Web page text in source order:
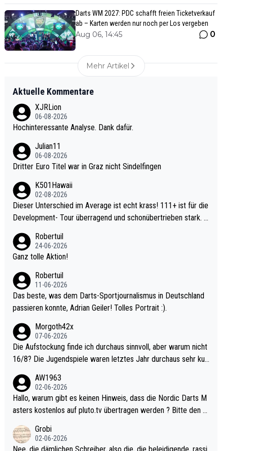
Darts WM 2027: PDC schafft freien Ticketverkauf
ab – Karten werden nur noch per Los vergeben
Aug 06, 14:45 0
Mehr Artikel
Aktuelle Kommentare
XJRLion
06-08-2026
Hochinteressante Analyse. Dank dafür.
Julian11
06-08-2026
Dritter Euro Titel war in Graz nicht Sindelfingen
K501Hawaii
02-08-2026
Dieser Unterschied im Average ist echt krass! 111+ ist für die
Development- Tour überragend und schonübertrieben stark. U
e mal 40+ erst recht. Da gewinnst keinen Blumentopf - ist ja n
och krasser wie ein Pokalspiel eines Kreisligisten vs einem Bu
Robertuil
24-06-2026
Ganz tolle Aktion!
Robertuil
11-06-2026
Das beste, was dem Darts-Sportjournalismus in Deutschland
passieren konnte, Adrian Geiler! Tolles Portrait :).
Morgoth42x
07-06-2026
Die Aufstockung finde ich durchaus sinnvoll, aber warum nicht
16/8? Die Jugendspiele waren letztes Jahr durchaus sehr kur
l. Allerdings ist Mitchell Lawrie als Nummer 1 der Welt eh quali
fiziert. Somit ändert die automatische Qualifikation des Weltm
eisters erstmal nichts. Ich denke sie wollen damit für nächste
d wohl wenig WDF Turniere spielen. Dies war bei Archie Self l
etztes Jahr der Fall. Er musste als amtierender Weltmeister d
AW1963
02-06-2026
Hallo, warum gibt es keinen Hinweis, dass die Nordic Darts M
asters kostenlos auf pluto.tv übertragen werden ? Bitte den A
Grobi
02-06-2026